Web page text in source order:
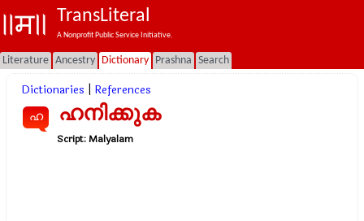
TransLiteral
A Nonprofit Public Service Initiative.
Literature Ancestry Dictionary Prashna Search
Dictionaries References
ഹ ഹനിക്കുക
Script:Malyalam